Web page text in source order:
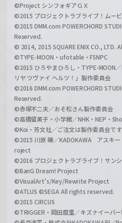
©Project シンフォギアＧＸ
©2015 プロジェクトラブライブ！ムー
©2015 DMM.com POWERCHORD
Reserved.
© 2014, 2015 SQUARE ENIX CO., LTD.
©TYPE-MOON・ufotable・FSNPC
©2015 ひろやまひろし・TYPE-MOON
リヤ ツヴァイ ヘルツ！」製作委員会
©2016 DMM.com POWERCHORD
Reserved.
©赤塚不二夫／おそ松さん製作委員会
©高橋留美子・小学館／NHK・NEP・
©Koi・芳文社／ご注文は製作委員会です
©2015 川原 礫／KADOKAWA アスキー
roject
©2016 プロジェクトラブライブ！サン
©BanG Dream! Project
©VisualArt's/Key/Rewrite Project
©ATLUS ©SEGA All rights reserved.
©2015 CIRCUS
©TRIGGER・岡田麿里／キズナイーバ